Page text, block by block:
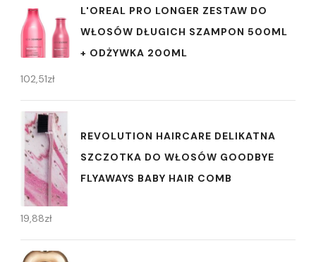
L'OREAL PRO LONGER ZESTAW DO
WŁOSÓW DŁUGICH SZAMPON 500ML
+ ODŻYWKA 200ML
102,51zł
REVOLUTION HAIRCARE DELIKATNA
SZCZOTKA DO WŁOSÓW GOODBYE
FLYAWAYS BABY HAIR COMB
19,88zł